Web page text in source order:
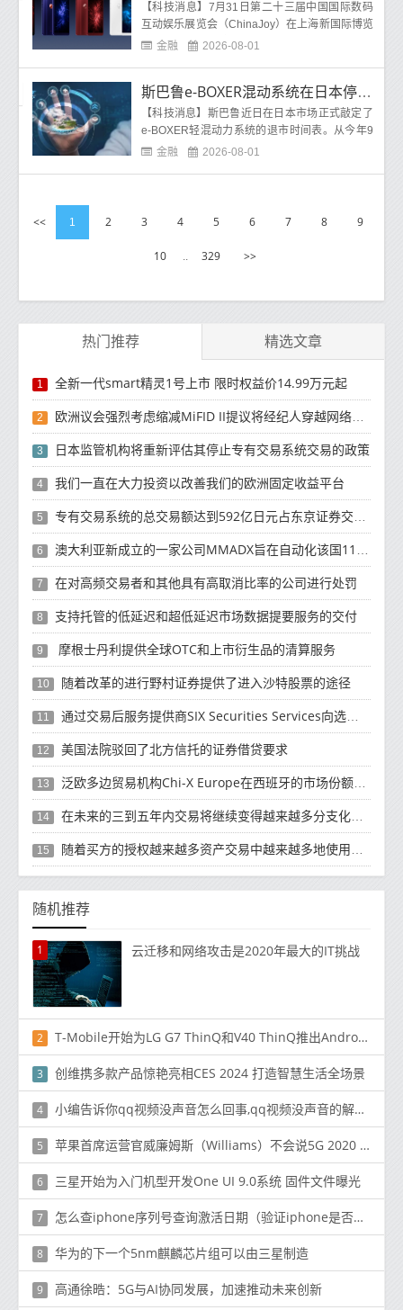
【科技消息】7月31日第二十三届中国国际数码
互动娱乐展览会（ChinaJoy）在上海新国际博览
中心正式开幕，位于N5骁龙主题馆05号的京东3
金融 2026-08-01
斯巴鲁e-BOXER混动系统在日本停产 欧洲市场即将跟进
【科技消息】斯巴鲁近日在日本市场正式敲定了
e-BOXER轻混动力系统的退市时间表。从今年9
月起，斯巴鲁Impreza和Crosstrek两款车型将不
金融 2026-08-01
<< 1 2 3 4 5 6 7 8 9
10 .. 329 >>
热门推荐 精选文章
1 全新一代smart精灵1号上市 限时权益价14.99万元起
2 欧洲议会强烈考虑缩减MiFID II提议将经纪人穿越网络纳入新的交易场所类别
3 日本监管机构将重新评估其停止专有交易系统交易的政策
4 我们一直在大力投资以改善我们的欧洲固定收益平台
5 专有交易系统的总交易额达到592亿日元占东京证券交易所的3.5％
6 澳大利亚新成立的一家公司MMADX旨在自动化该国11万亿澳元的货币市场证券和回购市场
7 在对高频交易者和其他具有高取消比率的公司进行处罚
8 支持托管的低延迟和超低延迟市场数据提要服务的交付
9 摩根士丹利提供全球OTC和上市衍生品的清算服务
10 随着改革的进行野村证券提供了进入沙特股票的途径
11 通过交易后服务提供商SIX Securities Services向选定的提供商提供抵押品
12 美国法院驳回了北方信托的证券借贷要求
13 泛欧多边贸易机构Chi-X Europe在西班牙的市场份额达到了4.7%
14 在未来的三到五年内交易将继续变得越来越多分支化和全球化
15 随着买方的授权越来越多资产交易中越来越多地使用电子交易技术
随机推荐
1 云迁移和网络攻击是2020年最大的IT挑战
2 T-Mobile开始为LG G7 ThinQ和V40 ThinQ推出Android 10
3 创维携多款产品惊艳亮相CES 2024 打造智慧生活全场景
4 小编告诉你qq视频没声音怎么回事,qq视频没声音的解决方法
5 苹果首席运营官威廉姆斯（Williams）不会说5G 2020 iPhone 12型号是否会迟到
6 三星开始为入门机型开发One UI 9.0系统 固件文件曝光
7 怎么查iphone序列号查询激活日期（验证iphone是否新机的方法）
8 华为的下一个5nm麒麟芯片组可以由三星制造
9 高通徐晧：5G与AI协同发展，加速推动未来创新